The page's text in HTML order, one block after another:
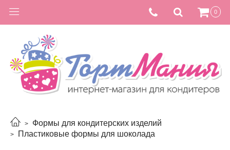
0
Формы для кондитерских изделий
Пластиковые формы для шоколада